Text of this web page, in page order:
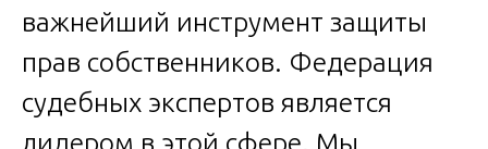
важнейший инструмент защиты
прав собственников. Федерация
судебных экспертов является
лидером в этой сфере. Мы